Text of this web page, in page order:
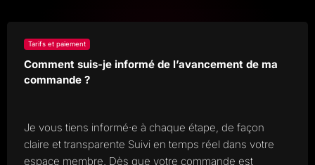
Tarifs et paiement
Comment suis-je informé de l’avancement de ma
commande ?
Je vous tiens informé·e à chaque étape, de façon
claire et transparente Suivi en temps réel dans votre
espace membre. Dès que votre commande est